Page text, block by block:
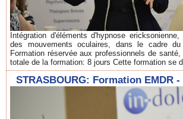
Intégration d'éléments d'hypnose
des mouvements oculaires, dans le cadre du
Formation réservée aux professionnels de
totale de la formation: 8 jours Cette formation se
STRASBOURG: Formation EMDR